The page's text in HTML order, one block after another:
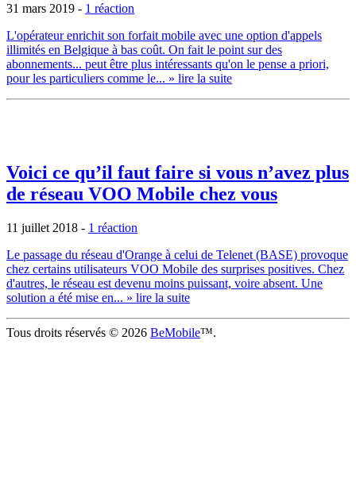
31 mars 2019 - 1 réaction
L'opérateur enrichit son forfait mobile avec une option d'appels
illimités en Belgique à bas coût. On fait le point sur des
abonnements... peut être plus intéressants qu'on le pense a priori,
pour les particuliers comme le... » lire la suite
Voici ce qu’il faut faire si vous n’avez plus
de réseau VOO Mobile chez vous
11 juillet 2018 - 1 réaction
Le passage du réseau d'Orange à celui de Telenet (BASE) provoque
chez certains utilisateurs VOO Mobile des surprises positives. Chez
d'autres, le réseau est devenu moins puissant, voire absent. Une
solution a été mise en... » lire la suite
Tous droits réservés © 2026 BeMobile™.